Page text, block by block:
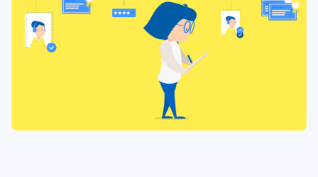
Einblicke
Kompetenzlücken-Analysen
Verpackung